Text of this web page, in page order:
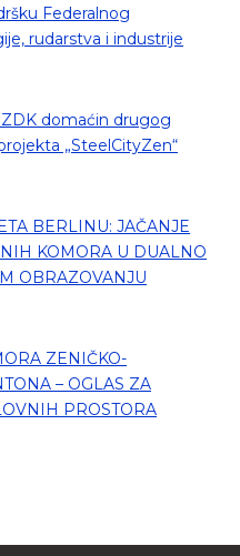
Federalnog
rudarstva i industrije
domaćin drugog
„SteelCityZen“
BERLINU: JAČANJE
KOMORA U DUALNO
OBRAZOVANJU
ZENIČKO-
– OGLAS ZA
PROSTORA